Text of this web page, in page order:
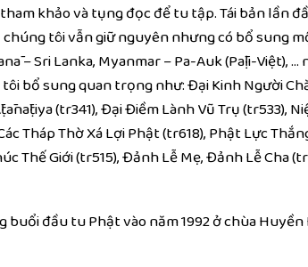
tham khảovà tụng đọc đểtu tập. Tái bản lần
chúng tôivẫn giữ nguyên nhưng có bổ sung
– Sri Lanka, Myanmar – Pa-Auk (Pāḷi-Việt), …
bổ sung quantrọng như:Đại Kinh Người
(tr341), ĐạiĐiềm LànhVũ Trụ(tr533),
Tháp Thờ Xá LợiPhật (tr618),Phật Lực
Thế Giới(tr515),Đảnh LễMẹ,Đảnh LễCha
buổi đầutu Phậtvào năm 1992 ở chùaHuyền